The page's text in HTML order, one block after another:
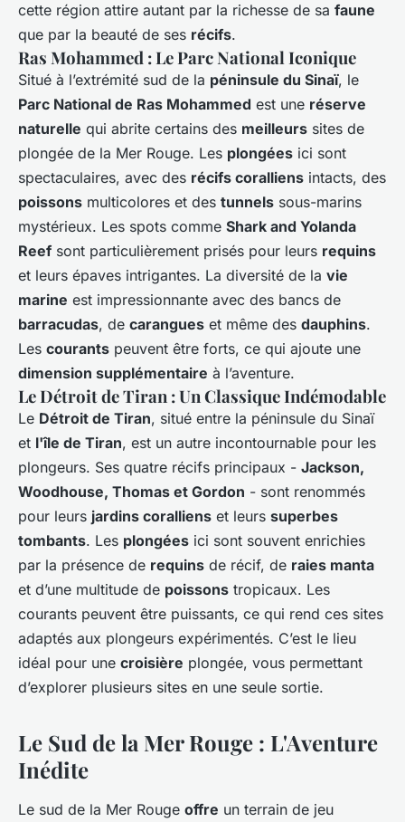
cette région attire autant par la richesse de sa faune
que par la beauté de ses récifs.
Ras Mohammed : Le Parc National Iconique
Situé à l’extrémité sud de la péninsule du Sinaï, le
Parc National de Ras Mohammed est une réserve
naturelle qui abrite certains des meilleurs sites de
plongée de la Mer Rouge. Les plongées ici sont
spectaculaires, avec des récifs coralliens intacts, des
poissons multicolores et des tunnels sous-marins
mystérieux. Les spots comme Shark and Yolanda
Reef sont particulièrement prisés pour leurs requins
et leurs épaves intrigantes. La diversité de la vie
marine est impressionnante avec des bancs de
barracudas, de carangues et même des dauphins.
Les courants peuvent être forts, ce qui ajoute une
dimension supplémentaire à l’aventure.
Le Détroit de Tiran : Un Classique Indémodable
Le Détroit de Tiran, situé entre la péninsule du Sinaï
et l'île de Tiran, est un autre incontournable pour les
plongeurs. Ses quatre récifs principaux - Jackson,
Woodhouse, Thomas et Gordon - sont renommés
pour leurs jardins coralliens et leurs superbes
tombants. Les plongées ici sont souvent enrichies
par la présence de requins de récif, de raies manta
et d’une multitude de poissons tropicaux. Les
courants peuvent être puissants, ce qui rend ces sites
adaptés aux plongeurs expérimentés. C’est le lieu
idéal pour une croisière plongée, vous permettant
d’explorer plusieurs sites en une seule sortie.
Le Sud de la Mer Rouge : L'Aventure
Inédite
Le sud de la Mer Rouge offre un terrain de jeu